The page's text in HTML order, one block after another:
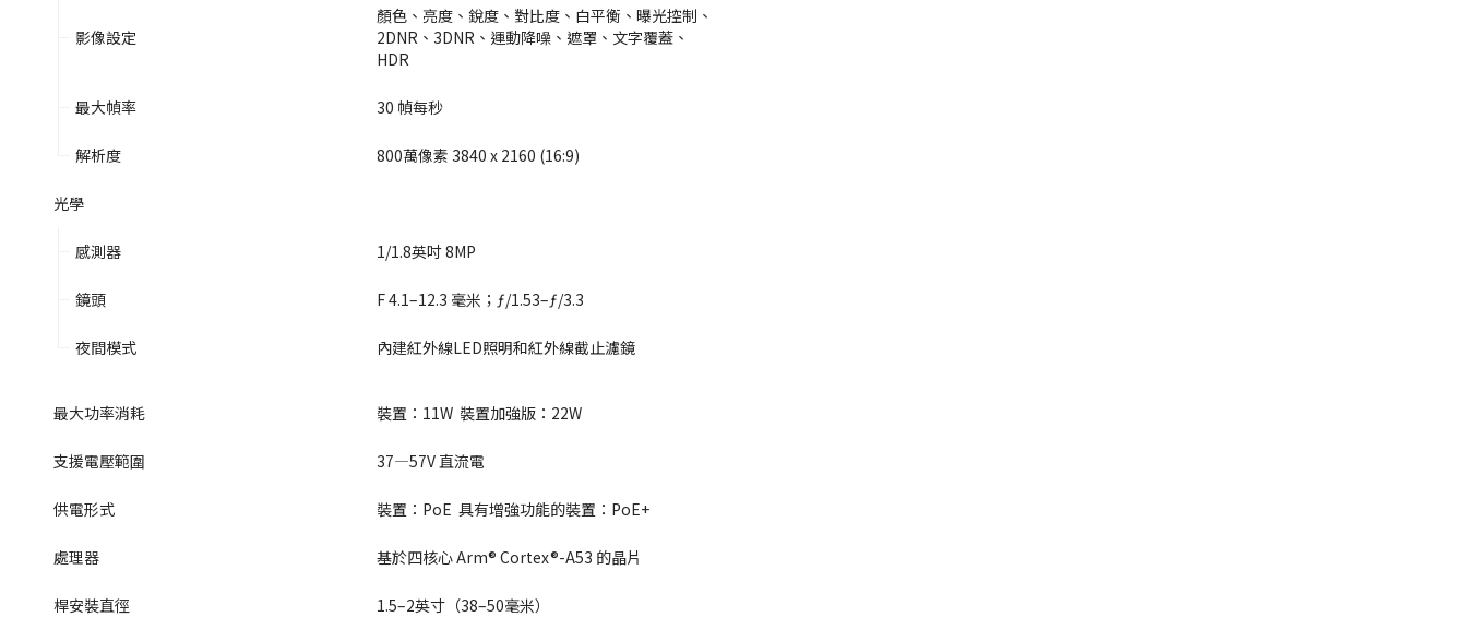
影像設定
顏色、亮度、銳度、對比度、白平衡、曝光控制、
2DNR、3DNR、運動降噪、遮罩、文字覆蓋、
HDR
最大幀率 30 幀每秒
解析度 800萬像素 3840 x 2160 (16:9)
光學
感測器 1/1.8英吋 8MP
鏡頭 F 4.1–12.3 毫米；ƒ/1.53–ƒ/3.3
夜間模式 內建紅外線LED照明和紅外線截止濾鏡
最大功率消耗 裝置：11W  裝置加強版：22W
支援電壓範圍 37—57V 直流電
供電形式 裝置：PoE  具有增強功能的裝置：PoE+
處理器 基於四核心 Arm® Cortex®-A53 的晶片
桿安裝直徑 1.5–2英寸（38–50毫米）